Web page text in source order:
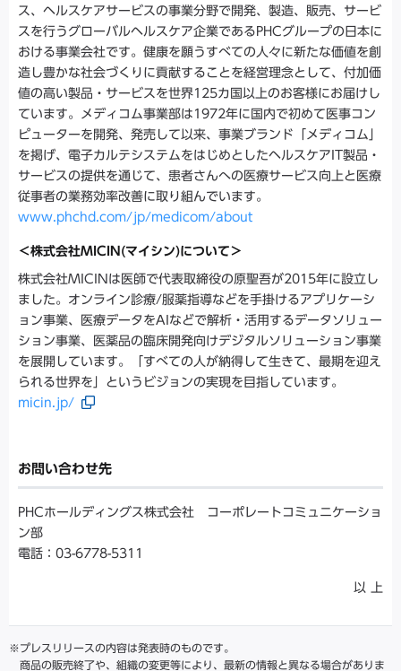
ス、ヘルスケアサービスの事業分野で開発、製造、販売、サービ
スを行うグローバルヘルスケア企業であるPHCグループの日本に
おける事業会社です。健康を願うすべての人々に新たな価値を創
造し豊かな社会づくりに貢献することを経営理念として、付加価
値の高い製品・サービスを世界125カ国以上のお客様にお届けし
ています。メディコム事業部は1972年に国内で初めて医事コン
ピューターを開発、発売して以来、事業ブランド「メディコム」
を掲げ、電子カルテシステムをはじめとしたヘルスケアIT製品・
サービスの提供を通じて、患者さんへの医療サービス向上と医療
従事者の業務効率改善に取り組んでいます。
www.phchd.com/jp/medicom/about
＜株式会社MICIN(マイシン)について＞
株式会社MICINは医師で代表取締役の原聖吾が2015年に設立し
ました。オンライン診療/服薬指導などを⼿掛けるアプリケーシ
ョン事業、医療データをAIなどで解析・活用するデータソリュー
ション事業、医薬品の臨床開発向けデジタルソリューション事業
を展開しています。「すべての人が納得して生きて、最期を迎え
られる世界を」というビジョンの実現を目指しています。
micin.jp/
お問い合わせ先
PHCホールディングス株式会社 コーポレートコミュニケーショ
ン部
電話：03-6778-5311
以 上
※プレスリリースの内容は発表時のものです。
商品の販売終了や、組織の変更等により、最新の情報と異なる場合がありま